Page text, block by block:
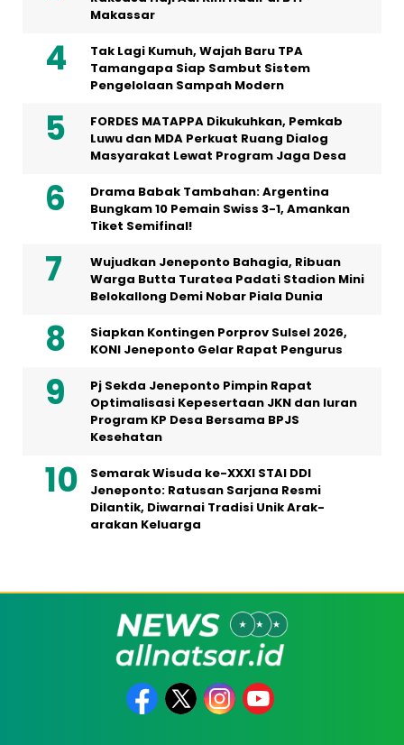
Makassar
Tak Lagi Kumuh, Wajah Baru TPA
Tamangapa Siap Sambut Sistem
Pengelolaan Sampah Modern
FORDES MATAPPA Dikukuhkan, Pemkab
Luwu dan MDA Perkuat Ruang Dialog
Masyarakat Lewat Program Jaga Desa
Drama Babak Tambahan: Argentina
Bungkam 10 Pemain Swiss 3-1, Amankan
Tiket Semifinal!
Wujudkan Jeneponto Bahagia, Ribuan
Warga Butta Turatea Padati Stadion Mini
Belokallong Demi Nobar Piala Dunia
Siapkan Kontingen Porprov Sulsel 2026,
KONI Jeneponto Gelar Rapat Pengurus
Pj Sekda Jeneponto Pimpin Rapat
Optimalisasi Kepesertaan JKN dan Iuran
Program KP Desa Bersama BPJS
Kesehatan
Semarak Wisuda ke-XXXI STAI DDI
Jeneponto: Ratusan Sarjana Resmi
Dilantik, Diwarnai Tradisi Unik Arak-
arakan Keluarga